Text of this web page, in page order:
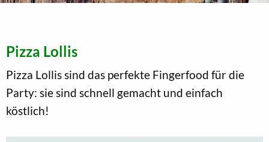
Pizza Lollis
Pizza Lollis sind das perfekte Fingerfood für die
Party: sie sind schnell gemacht und einfach
köstlich!